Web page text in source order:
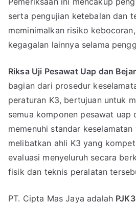
serta pengujian ketebalan dan
meminimalkan risiko
kegagalan lainnya selama
Riksa Uji Pesawat Uap dan
bagian dari prosedur
peraturan K3, bertujuan untuk
semua komponen pesawat uap
memenuhi standar
melibatkan ahli K3 yang
evaluasi menyeluruh secara
fisik dan teknis peralatan
PT. Cipta Mas Jaya adalah